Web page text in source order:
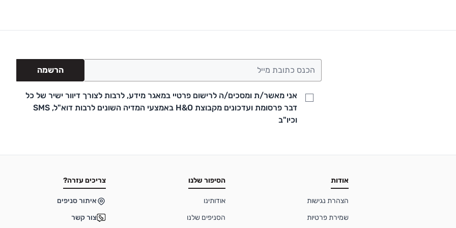
הרשמה
אני מאשר/ת ומסכים/ה לרישום פרטיי במאגר מידע, לרבות לצורך דיוור ישיר של כל
דבר פרסומת ועדכונים מקבוצת H&O באמצעי המדיה השונים לרבות דוא"ל, SMS
וכיו"ב
אודות
הצהרת נגישות
שמירת פרטיות
הסיפור שלנו
אודותינו
הסניפים שלנו
צריכים עזרה?
איתור סניפים
צור קשר